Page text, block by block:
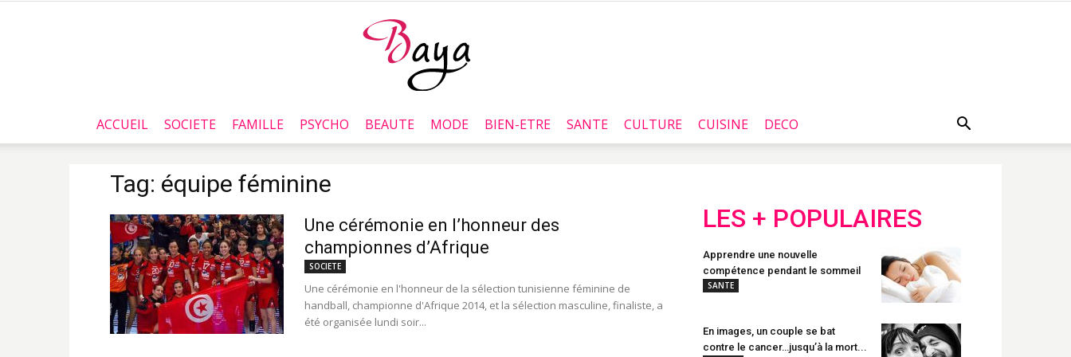
Baya.tn
ACCUEIL SOCIETE FAMILLE PSYCHO BEAUTE MODE BIEN-ETRE SANTE CULTURE CUISINE DECO
Tag: équipe féminine
Une cérémonie en l’honneur des
championnes d’Afrique
SOCIETE
Une cérémonie en l'honneur de la sélection tunisienne féminine de
handball, championne d'Afrique 2014, et la sélection masculine, finaliste, a
été organisée lundi soir...
LES + POPULAIRES
Apprendre une nouvelle
compétence pendant le sommeil
SANTE
En images, un couple se bat
contre le cancer…jusqu’à la mort...